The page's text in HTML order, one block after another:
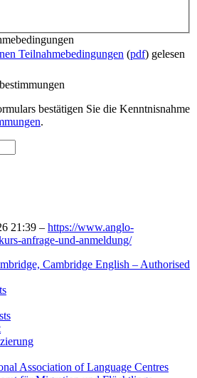
Teilnahmebedingungen (pdf) gelesen
bestätigen Sie die Kenntnisnahme
.
21:39 – https://www.anglo-
anfrage-und-anmeldung/